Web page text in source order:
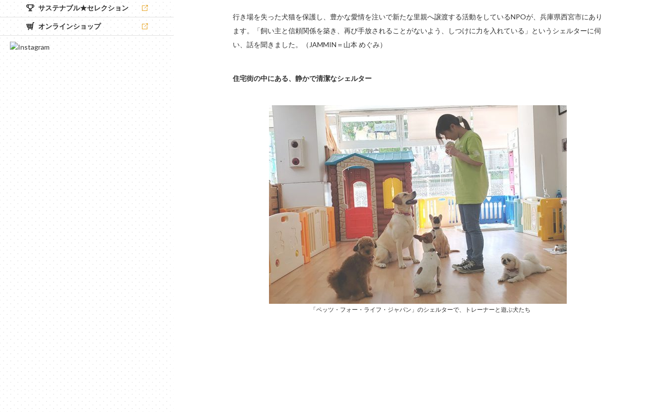
サステナブル★セレクション
オンラインショップ
行き場を失った犬猫を保護し、豊かな愛情を注いで新たな里親へ譲渡する活動をしているNPOが、兵庫県西宮市にあり
ます。「飼い主と信頼関係を築き、再び手放されることがないよう、しつけに力を入れている」というシェルターに伺
い、話を聞きました。（JAMMIN＝山本 めぐみ）
住宅街の中にある、静かで清潔なシェルター
「ペッツ・フォー・ライフ・ジャパン」のシェルターで、トレーナーと遊ぶ犬たち